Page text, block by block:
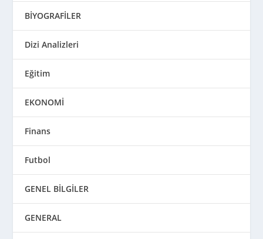
BİYOGRAFİLER
Dizi Analizleri
Eğitim
EKONOMİ
Finans
Futbol
GENEL BİLGİLER
GENERAL